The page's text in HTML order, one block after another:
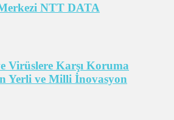
NTT DATA
Virüslere Karşı Koruma
Yerli ve Milli İnovasyon